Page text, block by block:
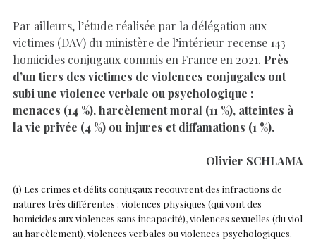
Par ailleurs, l’étude réalisée par la délégation aux
victimes (DAV) du ministère de l’intérieur recense 143
homicides conjugaux commis en France en 2021. Près
d’un tiers des victimes de violences conjugales ont
subi une violence verbale ou psychologique :
menaces (14 %), harcèlement moral (11 %), atteintes à
la vie privée (4 %) ou injures et diffamations (1 %).
Olivier SCHLAMA
(1) Les crimes et délits conjugaux recouvrent des infractions de
natures très différentes : violences physiques (qui vont des
homicides aux violences sans incapacité), violences sexuelles (du viol
au harcèlement), violences verbales ou violences psychologiques.